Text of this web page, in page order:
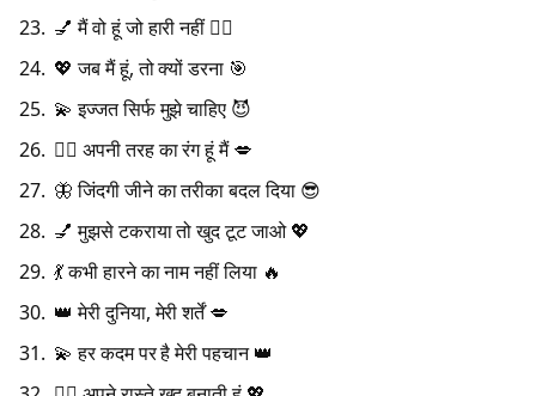
💅 मैं वो हूं जो हारी नहीं 💁‍♀️
💖 जब मैं हूं, तो क्यों डरना 🎯
💫 इज्जत सिर्फ मुझे चाहिए 😈
💁‍♀️ अपनी तरह का रंग हूं मैं 💋
🦋 जिंदगी जीने का तरीका बदल दिया 😎
💅 मुझसे टकराया तो खुद टूट जाओ 💖
💃 कभी हारने का नाम नहीं लिया 🔥
👑 मेरी दुनिया, मेरी शर्तें 💋
💫 हर कदम पर है मेरी पहचान 👑